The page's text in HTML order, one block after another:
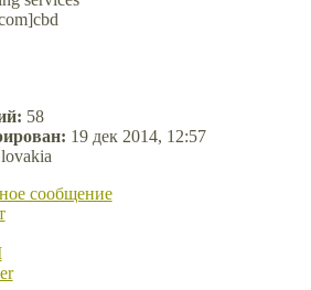
58
19 дек 2014, 12:57
сообщение